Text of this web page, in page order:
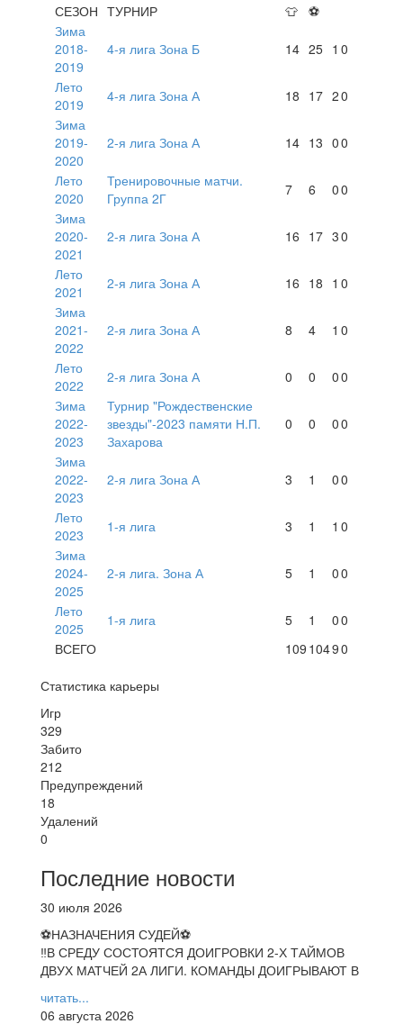
СЕЗОН ТУРНИР 👕 ⚽
Зима
2018-
2019
4-я лига Зона Б 14 25 1 0
Лето
2019
4-я лига Зона А 18 17 20
Зима
2019-
2020
2-я лига Зона А 14 13 00
Лето
2020
Тренировочные матчи.
Группа 2Г
7 6 00
Зима
2020-
2021
2-я лига Зона А 16 17 30
Лето
2021
2-я лига Зона А 16 18 1 0
Зима
2021-
2022
2-я лига Зона А 8 4 1 0
Лето
2022
2-я лига Зона А 0 0 00
Зима
2022-
2023
Турнир "Рождественские
звезды"-2023 памяти Н.П.
Захарова
0 0 00
Зима
2022-
2023
2-я лига Зона А 3 1 00
Лето
2023
1-я лига 3 1 1 0
Зима
2024-
2025
2-я лига. Зона А 5 1 00
Лето
2025
1-я лига 5 1 00
ВСЕГО
109 10490
Статистика карьеры
Игр
329
Забито
212
Предупреждений
18
Удалений
0
Последние новости
30 июля 2026
⚽НАЗНАЧЕНИЯ СУДЕЙ⚽
‼В СРЕДУ СОСТОЯТСЯ ДОИГРОВКИ 2-Х ТАЙМОВ
ДВУХ МАТЧЕЙ 2А ЛИГИ. КОМАНДЫ ДОИГРЫВАЮТ В
читать...
06 августа 2026